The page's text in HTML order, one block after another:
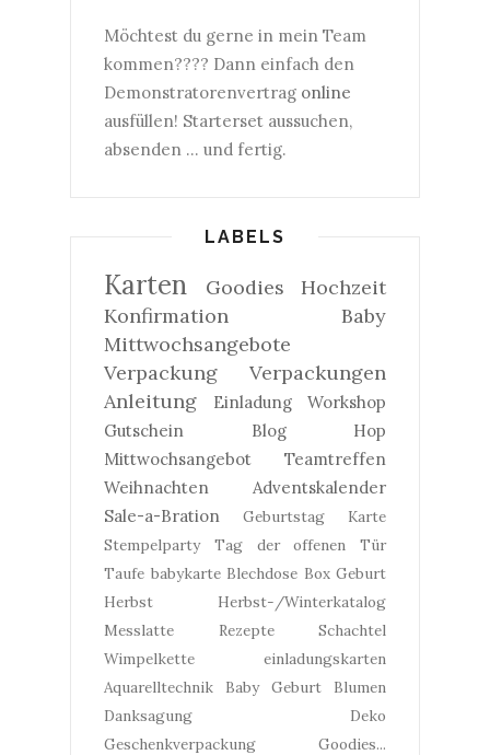
Möchtest du gerne in mein Team
kommen???? Dann einfach den
Demonstratorenvertrag online
ausfüllen! Starterset aussuchen,
absenden ... und fertig.
LABELS
Karten Goodies
Hochzeit
Konfirmation
Baby
Mittwochsangebote
Verpackung
Verpackungen
Anleitung
Einladung
Workshop
Gutschein
Blog Hop
Mittwochsangebot
Teamtreffen
Weihnachten
Adventskalender
Sale-a-Bration
Geburtstag
Karte
Stempelparty
Tag der offenen Tür
Taufe babykarte Blechdose Box Geburt
Herbst
Herbst-/Winterkatalog
Messlatte
Rezepte
Schachtel
Wimpelkette
einladungskarten
Aquarelltechnik
Baby Geburt
Blumen
Danksagung
Deko
Geschenkverpackung
Goodies...